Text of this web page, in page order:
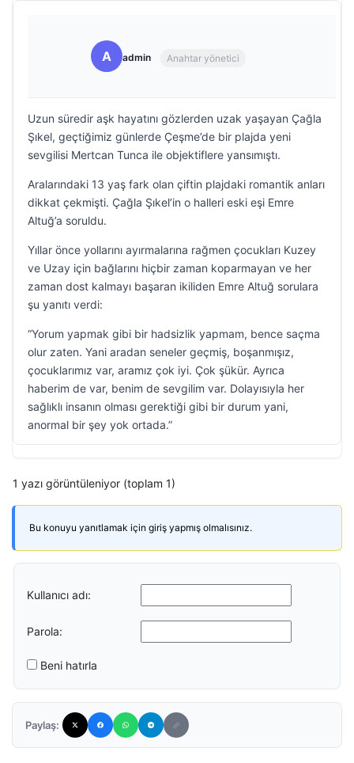
A admin Anahtar yönetici
Uzun süredir aşk hayatını gözlerden uzak yaşayan Çağla
Şıkel, geçtiğimiz günlerde Çeşme’de bir plajda yeni
sevgilisi Mertcan Tunca ile objektiflere yansımıştı.
Aralarındaki 13 yaş fark olan çiftin plajdaki romantik anları
dikkat çekmişti. Çağla Şıkel’in o halleri eski eşi Emre
Altuğ’a soruldu.
Yıllar önce yollarını ayırmalarına rağmen çocukları Kuzey
ve Uzay için bağlarını hiçbir zaman koparmayan ve her
zaman dost kalmayı başaran ikiliden Emre Altuğ sorulara
şu yanıtı verdi:
“Yorum yapmak gibi bir hadsizlik yapmam, bence saçma
olur zaten. Yani aradan seneler geçmiş, boşanmışız,
çocuklarımız var, aramız çok iyi. Çok şükür. Ayrıca
haberim de var, benim de sevgilim var. Dolayısıyla her
sağlıklı insanın olması gerektiği gibi bir durum yani,
anormal bir şey yok ortada.”
1 yazı görüntüleniyor (toplam 1)
Bu konuyu yanıtlamak için giriş yapmış olmalısınız.
Kullanıcı adı:
Parola:
Beni hatırla
Paylaş: